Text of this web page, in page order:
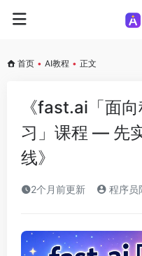
首页 • AI教程 • 正文
《fast.ai「面
习」课程 — 先
线》
2个月前更新 程序员